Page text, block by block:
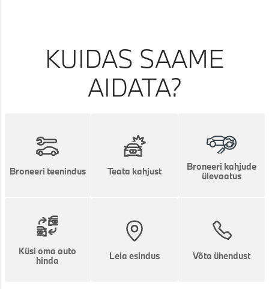
KUIDAS SAAME
AIDATA?
Broneeri teenindus Teata kahjust
Broneeri kahjude
ülevaatus
Küsi oma auto
hinda
Leia esindus Võta ühendust